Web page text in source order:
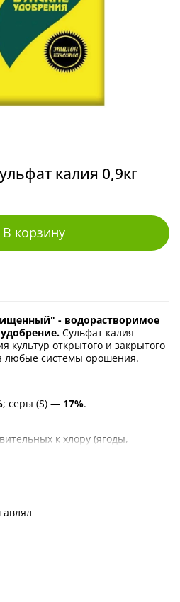
калия 0,9кг
В корзину
- водорастворимое
Сульфат калия
культур открытого и закрытого
любые системы орошения.
; серы (S) — 17%.
к хлору (ягоды,
цитрусовые, крестоцветные);
(увеличивает сахаристость
особенно эффективен на